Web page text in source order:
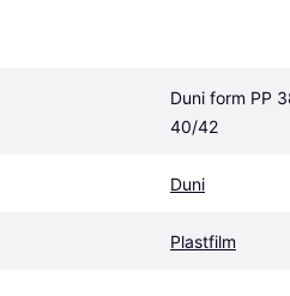
Duni form PP
40/42
Duni
Plastfilm